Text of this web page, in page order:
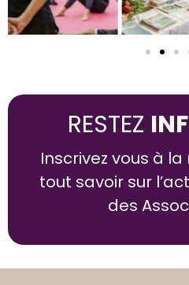
RESTEZ
Inscrivez vous à
tout savoir sur
des